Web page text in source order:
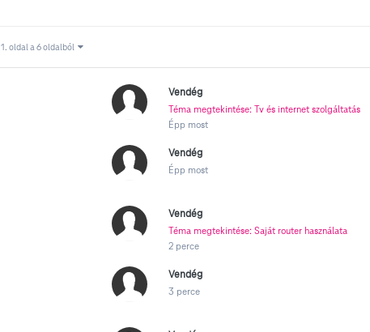
1. oldal a 6 oldalból
Vendég
Téma megtekintése: Tv és internet szolgáltatás
Épp most
Vendég
Épp most
Vendég
Téma megtekintése: Saját router használata
2 perce
Vendég
3 perce